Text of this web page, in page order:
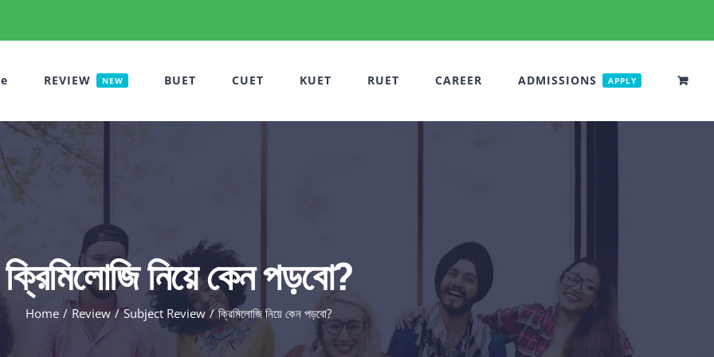
REVIEW NEW BUET CUET KUET RUET CAREER ADMISSIONS APPLY
ক্রিমিলোজি নিয়ে কেন পড়বো?
Home Review Subject Review ক্রিমিলোজি নিয়ে কেন পড়বো?